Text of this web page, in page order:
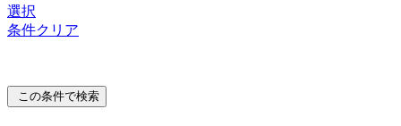
選択
条件クリア
この条件で検索